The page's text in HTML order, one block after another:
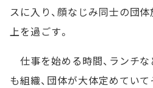
スに入り、顔なじみ同士の団
上を過ごす。
仕事を始める時間、ランチな
も組織、団体が大体定めてい